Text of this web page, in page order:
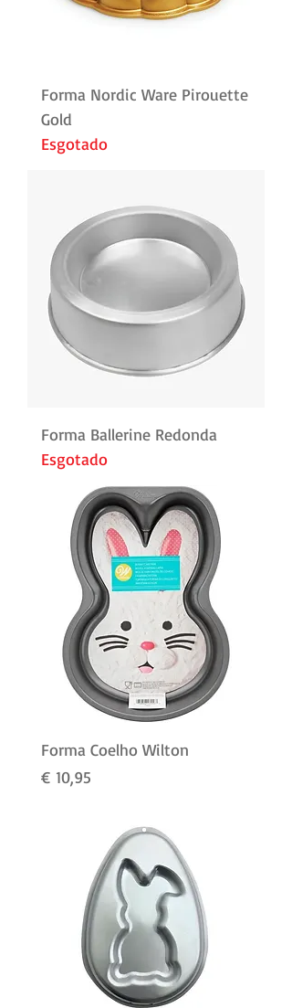
Forma Nordic Ware Pirouette
Gold
Esgotado
Forma Ballerine Redonda
Esgotado
Forma Coelho Wilton
Preço
€ 10,95